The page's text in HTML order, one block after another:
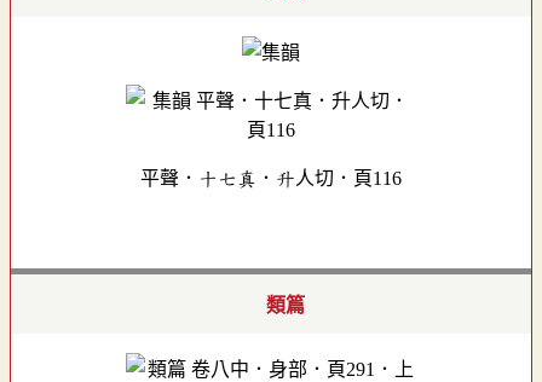
平聲．十七真．升人切．頁116
類篇